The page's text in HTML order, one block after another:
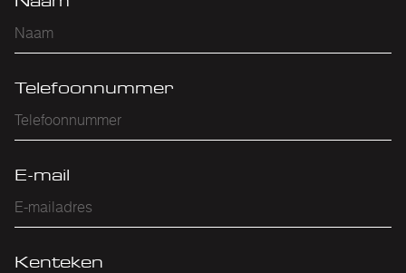
Telefoonnummer
E-mail
Kenteken